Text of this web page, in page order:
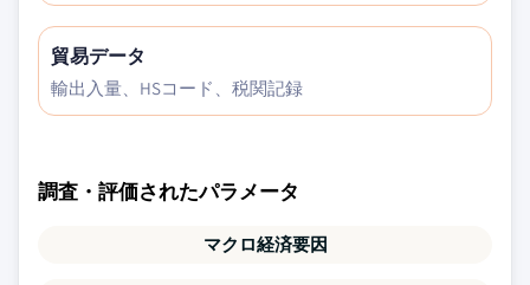
貿易データ
輸出入量、HSコード、税関記録
調査・評価されたパラメータ
マクロ経済要因